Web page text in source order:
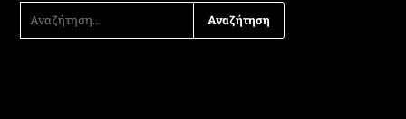
ΑΝΑΖΉΤΗΣΗ
ΓΙΑ: